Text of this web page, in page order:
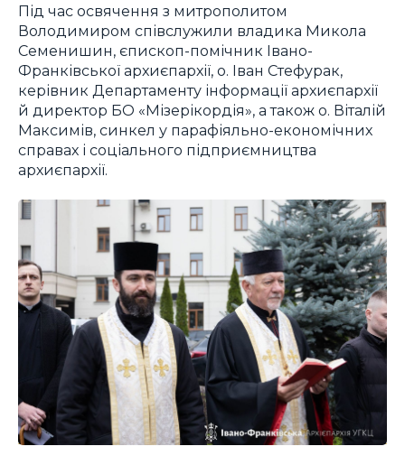
Під час освячення з митрополитом
Володимиром співслужили владика Микола
Семенишин, єпископ-помічник Івано-
Франківської архиєпархії, о. Іван Стефурак,
керівник Департаменту інформації архиєпархії
й директор БО «Мізерікордія», а також о. Віталій
Максимів, синкел у парафіяльно-економічних
справах і соціального підприємництва
архиєпархії.